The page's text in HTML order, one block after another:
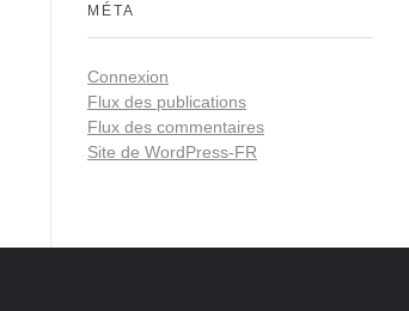
MÉTA
Connexion
Flux des publications
Flux des commentaires
Site de WordPress-FR